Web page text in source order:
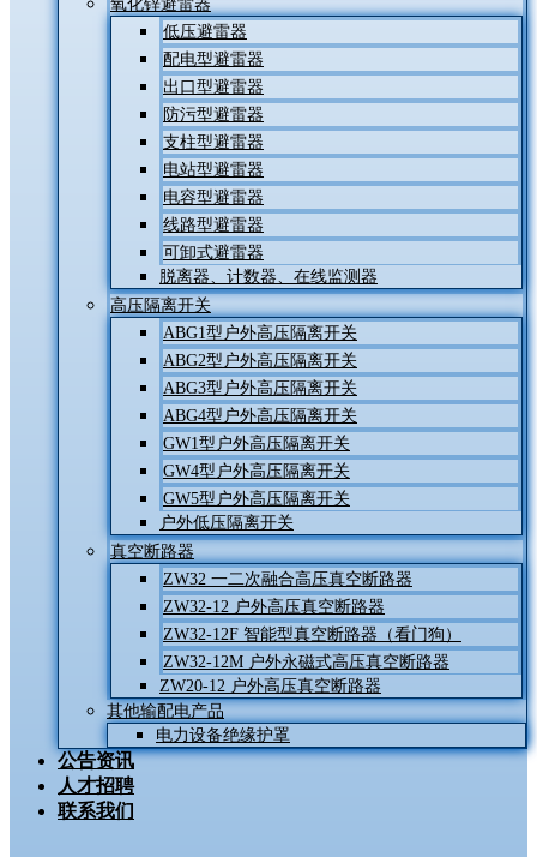
氧化锌避雷器
低压避雷器
配电型避雷器
出口型避雷器
防污型避雷器
支柱型避雷器
电站型避雷器
电容型避雷器
线路型避雷器
可卸式避雷器
脱离器、计数器、在线监测器
高压隔离开关
ABG1型户外高压隔离开关
ABG2型户外高压隔离开关
ABG3型户外高压隔离开关
ABG4型户外高压隔离开关
GW1型户外高压隔离开关
GW4型户外高压隔离开关
GW5型户外高压隔离开关
户外低压隔离开关
真空断路器
ZW32 一二次融合高压真空断路器
ZW32-12 户外高压真空断路器
ZW32-12F 智能型真空断路器（看门狗）
ZW32-12M 户外永磁式高压真空断路器
ZW20-12 户外高压真空断路器
其他输配电产品
电力设备绝缘护罩
公告资讯
人才招聘
联系我们